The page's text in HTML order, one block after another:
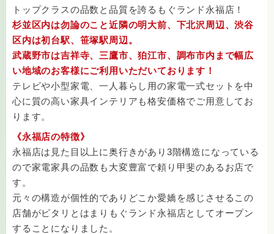
トップクラスの品数と品質を誇るもぐランド永福店！
杉並区内は勿論のこと近隣の明大前、下北沢周辺、渋谷
区内は初台駅、笹塚駅周辺。
武蔵野市は吉祥寺、三鷹市、狛江市、調布市内まで幅広
い地域のお客様にご利用いただいております！
テレビや小型家電、一人暮らし用の家電一式セットを中
心に質の高い家具インテリアも格安価格でご用意してお
ります。
《永福店の特徴》
永福店は見た目以上に奥行きがあり3階構造になっている
ので家電家具の品数も大変豊富で頼り甲斐のあるお店で
す。
元々の構造が個性的でありどこか愛嬌を感じさせるこの
店舗がピタリとはまりもぐランド永福店としてオープン
することになりました。